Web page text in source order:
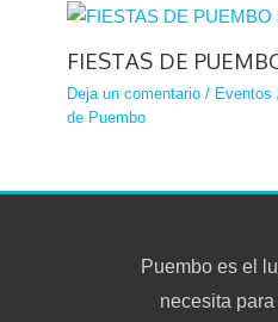
FIESTAS DE
Deja un comentario / Eventos
de Puembo
Puembo es el
necesita